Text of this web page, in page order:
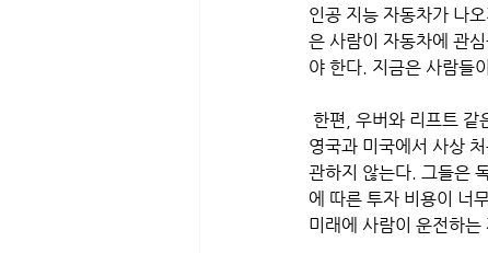
인공 지능 자동차가 나
은 사람이 자동차에 관
야 한다. 지금은 사람들
한편, 우버와 리프트 같
영국과 미국에서 사상
관하지 않는다. 그들은
에 따른 투자 비용이 너
미래에 사람이 운전하